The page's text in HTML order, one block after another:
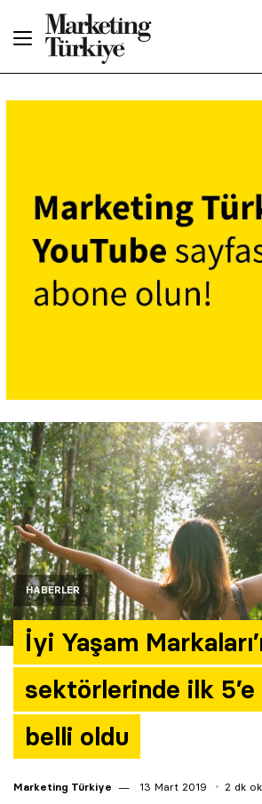
HABERLER
İyi Yaşam
sektörlerinde ilk
belli oldu
Marketing Türkiye 13 Mart 2019 2 dk
Dergiler
Etkinlikler
Araştırma